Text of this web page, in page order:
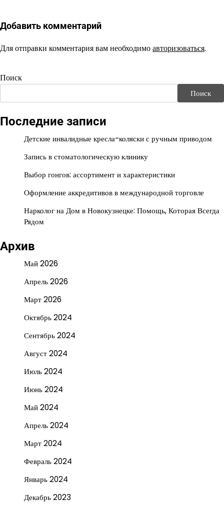
Добавить комментарий
Для отправки комментария вам необходимоавторизоваться.
Поиск
Поиск
Последние записи
Детские инвалидные кресла-коляски с ручным приводом
Запись в стоматологическую клинику
Выбор гонгов: ассортимент и характеристики
Оформление аккредитивов в международной торговле
Нарколог на Дом в Новокузнецке: Помощь, Которая Всегда
Рядом
Архив
Май 2026
Апрель 2026
Март 2026
Октябрь 2024
Сентябрь 2024
Август 2024
Июль 2024
Июнь 2024
Май 2024
Апрель 2024
Март 2024
Февраль 2024
Январь 2024
Декабрь 2023